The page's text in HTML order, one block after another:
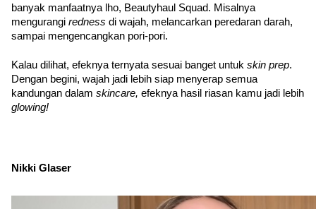
banyak manfaatnya lho, Beautyhaul Squad. Misalnya
mengurangi redness di wajah, melancarkan peredaran darah,
sampai mengencangkan pori-pori.
Kalau dilihat, efeknya ternyata sesuai banget untuk skin prep.
Dengan begini, wajah jadi lebih siap menyerap semua
kandungan dalam skincare,
glowing!
Nikki Glaser